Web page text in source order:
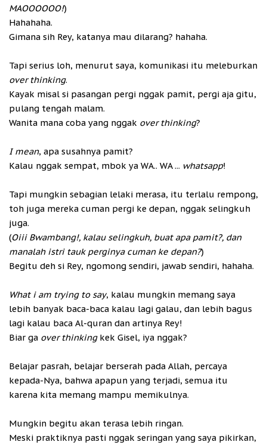
MAOOOOOO!)
Hahahaha.
Gimana sih Rey, katanya mau dilarang? hahaha.
Tapi serius loh, menurut saya, komunikasi itu meleburkan
over thinking.
Kayak misal si pasangan pergi nggak pamit, pergi aja gitu,
pulang tengah malam.
Wanita mana coba yang nggak over thinking?
I mean, apa susahnya pamit?
Kalau nggak sempat, mbok ya WA.. WA ... whatsapp!
Tapi mungkin sebagian lelaki merasa, itu terlalu rempong,
toh juga mereka cuman pergi ke depan, nggak selingkuh
juga.
(Oiii Bwambang!, kalau selingkuh, buat apa pamit?, dan
manalah istri tauk perginya cuman ke depan?)
Begitu deh si Rey, ngomong sendiri, jawab sendiri, hahaha.
What i am trying to say, kalau mungkin memang saya
lebih banyak baca-baca kalau lagi galau, dan lebih bagus
lagi kalau baca Al-quran dan artinya Rey!
Biar ga over thinking kek Gisel, iya nggak?
Belajar pasrah, belajar berserah pada Allah, percaya
kepada-Nya, bahwa apapun yang terjadi, semua itu
karena kita memang mampu memikulnya.
Mungkin begitu akan terasa lebih ringan.
Meski praktiknya pasti nggak seringan yang saya pikirkan,